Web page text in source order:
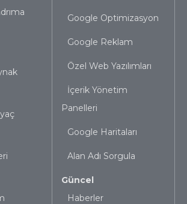
Google Optimizasyon
Google Reklam
Özel Web Yazılımları
İçerik Yönetim
Panelleri
Google Haritaları
Alan Adı Sorgula
Güncel
Haberler